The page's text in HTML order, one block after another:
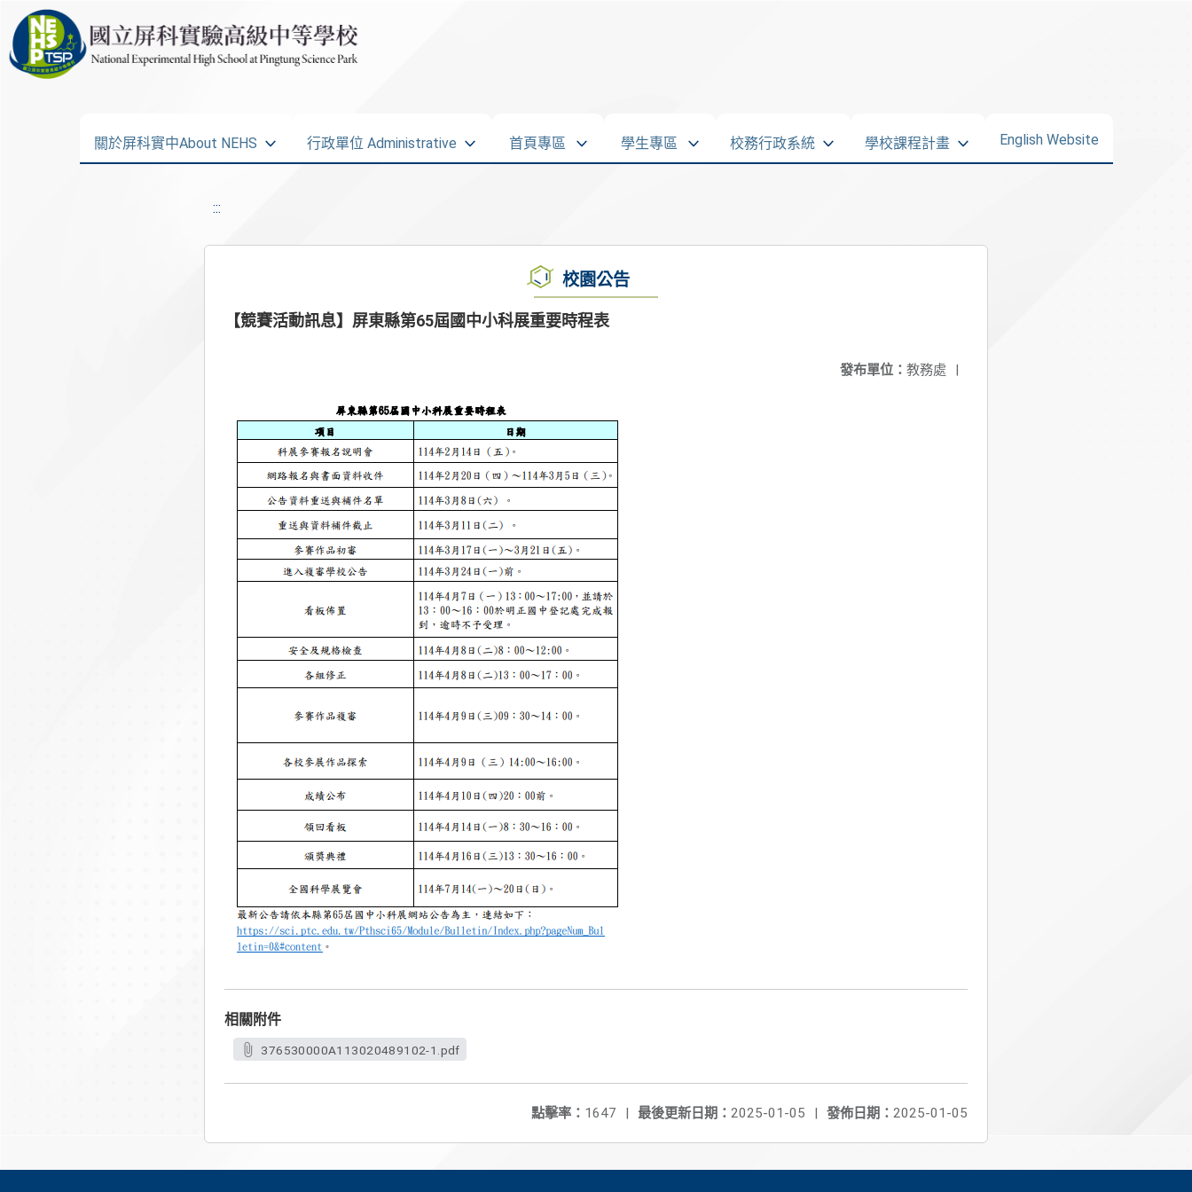
關於屏科實中About NEHS 行政單位 Administrative 首頁專區 學生專區 校務行政系統 學校課程計畫 English Website
:::
校園公告
【競賽活動訊息】屏東縣第65屆國中小科展重要時程表
發布單位： 教務處 |
相關附件
376530000A113020489102-1.pdf
發佈日期： 2025-01-05
最後更新日期： 2025-01-05 |
點擊率： 1647 |